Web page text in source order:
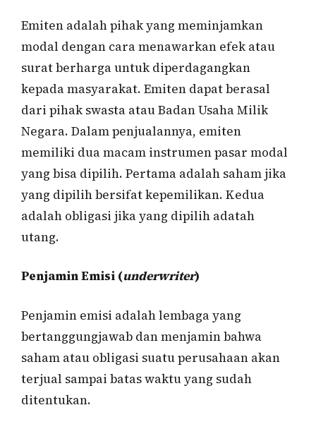
Emiten adalah pihak yang meminjamkan
modal dengan cara menawarkan efek atau
surat berharga untuk diperdagangkan
kepada masyarakat. Emiten dapat berasal
dari pihak swasta atau Badan Usaha Milik
Negara. Dalam penjualannya, emiten
memiliki dua macam instrumen pasar modal
yang bisa dipilih. Pertama adalah saham jika
yang dipilih bersifat kepemilikan. Kedua
adalah obligasi jika yang dipilih adatah
utang.
Penjamin Emisi (underwriter)
Penjamin emisi adalah lembaga yang
bertanggungjawab dan menjamin bahwa
saham atau obligasi suatu perusahaan akan
terjual sampai batas waktu yang sudah
ditentukan.